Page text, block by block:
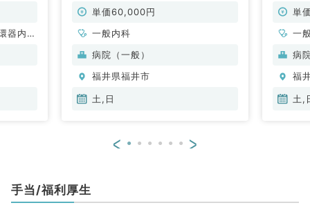
器内
単価60,000円
一般内科
病院（一般）
福井県福井市
土,日
単
一
病
福
土,
< >
手当/福利厚生